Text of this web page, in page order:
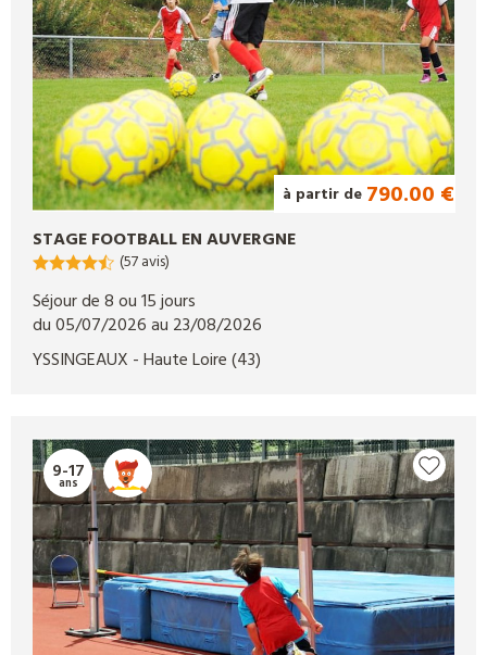
à partir de 790.00 €
STAGE FOOTBALL EN AUVERGNE
(57 avis)
Séjour de 8 ou 15 jours
du 05/07/2026 au 23/08/2026
YSSINGEAUX - Haute Loire(43)
9-17
ans